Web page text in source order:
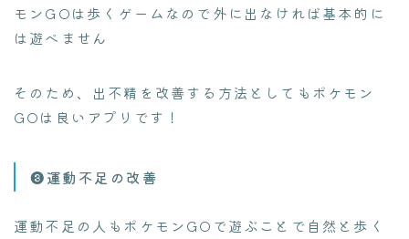
モンGOは歩くゲームなので外に出なければ基本的に
は遊べません
そのため、出不精を改善する方法としてもポケモン
GOは良いアプリです！
❸運動不足の改善
運動不足の人もポケモンGOで遊ぶことで自然と歩く